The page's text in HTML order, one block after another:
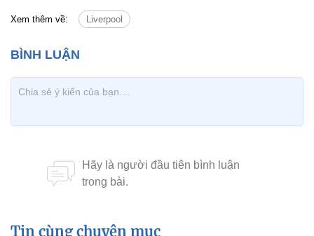
Xem thêm về: Liverpool
Tin cùng chuyên mục